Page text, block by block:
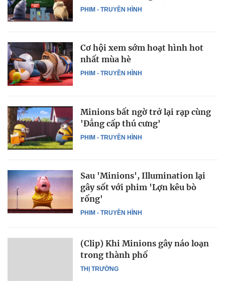
PHIM - TRUYỀN HÌNH
PHIM - TRUYỀN HÌNH
Cơ hội xem sớm hoạt hình hot
nhất mùa hè
PHIM - TRUYỀN HÌNH
Minions bất ngờ trở lại rạp cùng
'Đẳng cấp thú cưng'
PHIM - TRUYỀN HÌNH
Sau 'Minions', Illumination lại
gây sốt với phim 'Lợn kêu bò
rống'
THỊ TRƯỜNG
(Clip) Khi Minions gây náo loạn
trong thành phố